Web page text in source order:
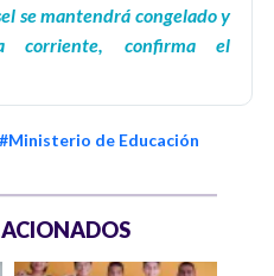
se mantendrá congelado y
corriente, confirma el
#Ministerio de Educación